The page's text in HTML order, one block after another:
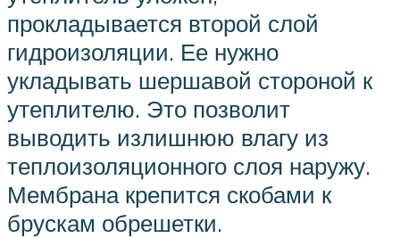
прокладывается второй слой
гидроизоляции. Ее нужно
укладывать шершавой стороной к
утеплителю. Это позволит
выводить излишнюю влагу из
теплоизоляционного слоя наружу.
Мембрана крепится скобами к
брускам обрешетки.